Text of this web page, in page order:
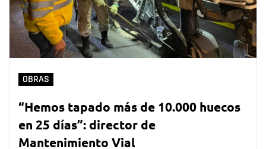
OBRAS
“Hemos tapado más de 10.000 huecos
en 25 días”: director de
Mantenimiento Vial